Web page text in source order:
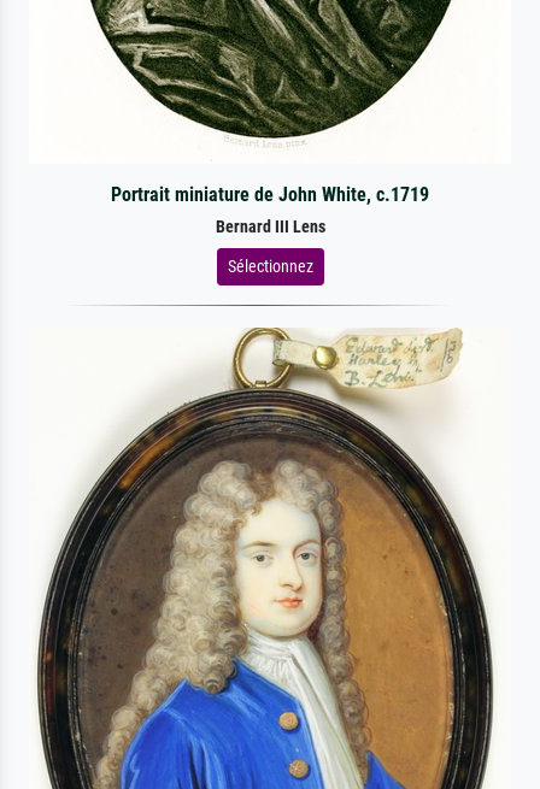
Portrait miniature de John White, c.1719
Bernard III Lens
Sélectionnez